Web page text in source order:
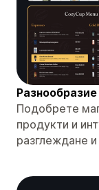
Подобрете
продукти и
разглеждане